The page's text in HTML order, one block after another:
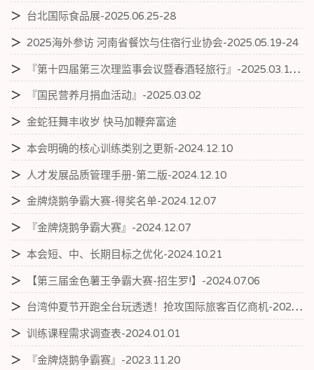
＞ 台北国际食品展-2025.06.25-28
＞ 2025海外参访 河南省餐饮与住宿行业协会-2025.05.19-24
＞ 『第十四届第三次理监事会议暨春酒轻旅行』-2025.03.10-11
＞ 『国民营养月捐血活动』-2025.03.02
＞ 金蛇狂舞丰收岁 快马加鞭奔富途
＞ 本会明确的核心训练类别之更新-2024.12.10
＞ 人才发展品质管理手册-第二版-2024.12.10
＞ 金牌烧鹅争霸大赛-得奖名单-2024.12.07
＞ 『金牌烧鹅争霸大赛』-2024.12.07
＞ 本会短、中、长期目标之优化-2024.10.21
＞ 【第三届金色薯王争霸大赛-招生罗!】-2024.07.06
＞ 台湾仲夏节开跑全台玩透透！抢攻国际旅客百亿商机-2024.05.15
＞ 训练课程需求调查表-2024.01.01
＞ 『金牌烧鹅争霸赛』-2023.11.20